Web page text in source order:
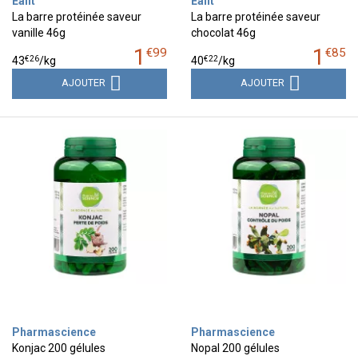
La barre protéinée saveur
vanille 46g
1 €99
43€26/kg
AJOUTER
La barre protéinée saveur
chocolat 46g
1 €85
40€22/kg
AJOUTER
Pharmascience
Konjac 200 gélules
Pharmascience
Nopal 200 gélules